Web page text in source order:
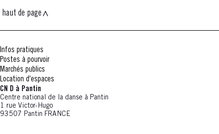
haut de page
Infos pratiques
Postes à pourvoir
Marchés publics
Location d'espaces
CN D à Pantin
Centre national de la danse à Pantin
1 rue Victor-Hugo
93507 Pantin FRANCE